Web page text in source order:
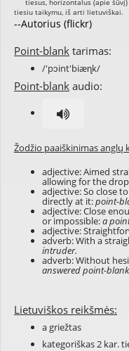
--Autorius (flickr)
Point-blank tarimas:
/'pɔint'biæɳk/
Point-blank audio:
Žodžio paaiškinimas anglų
adjective: Aimed
allowing for the
adjective: So close
directly at it:point-
adjective: Close
or impossible:a
adjective:
adverb: With a
intruder.
adverb: Without
answered point-
Lietuviškos reikšmės:
a griežtas
kategoriškas 2 kar.